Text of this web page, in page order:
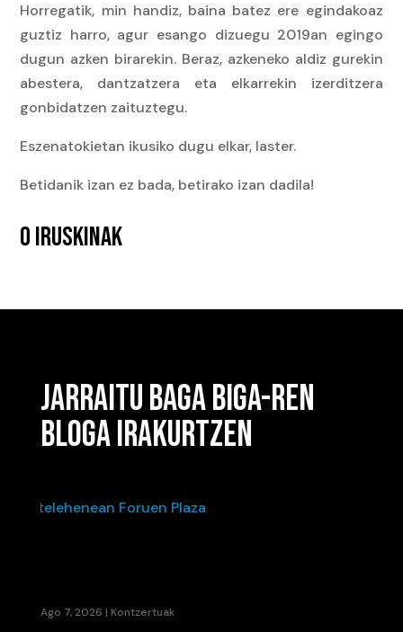
Horregatik, min handiz, baina batez ere egindakoaz
guztiz harro, agur esango dizuegu 2019an egingo
dugun azken birarekin. Beraz, azkeneko aldiz gurekin
abestera, dantzatzera eta elkarrekin izerditzera
gonbidatzen zaituztegu.
Eszenatokietan ikusiko dugu elkar, laster.
Betidanik izan ez bada, betirako izan dadila!
0 IRUSKINAK
JARRAITU BAGA BIGA-REN
BLOGA IRAKURTZEN
Ago 7, 2026 | Kontzertuak